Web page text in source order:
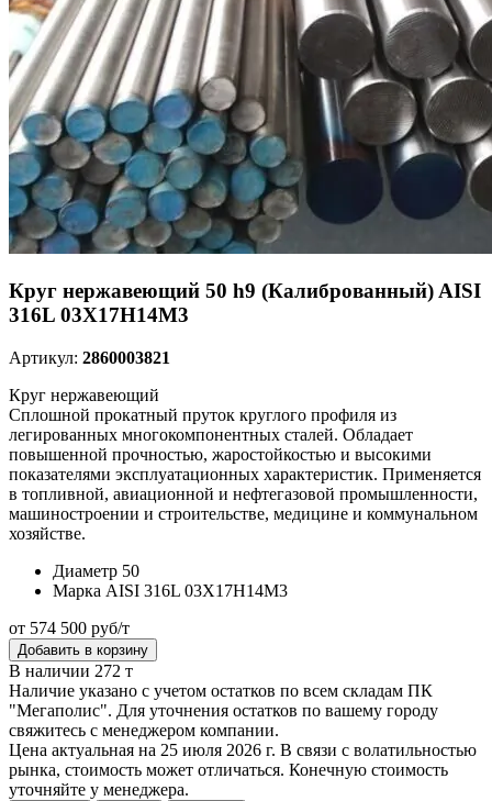
Круг нержавеющий 50 h9 (Калиброванный) AISI
316L 03Х17Н14М3
Артикул: 2860003821
Круг нержавеющий
Сплошной прокатный пруток круглого профиля из
легированных многокомпонентных сталей. Обладает
повышенной прочностью, жаростойкостью и высокими
показателями эксплуатационных характеристик. Применяется
в топливной, авиационной и нефтегазовой промышленности,
машиностроении и строительстве, медицине и коммунальном
хозяйстве.
Диаметр 50
Марка AISI 316L 03Х17Н14М3
от 574 500 руб/т
Добавить в корзину
В наличии 272 т
Наличие указано с учетом остатков по всем складам ПК
"Мегаполис". Для уточнения остатков по вашему городу
свяжитесь с менеджером компании.
Цена актуальная на 25 июля 2026 г. В связи с волатильностью
рынка, стоимость может отличаться. Конечную стоимость
уточняйте у менеджера.